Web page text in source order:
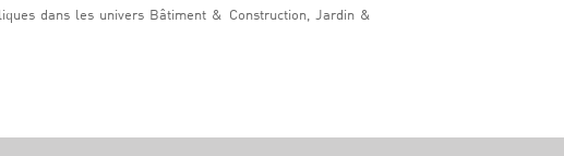
dans les univers Bâtiment & Construction, Jardin &